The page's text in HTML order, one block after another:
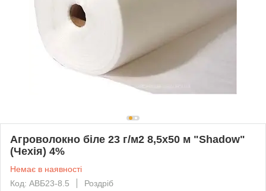
Агроволокно біле 23 г/м2 8,5х50 м "Shadow"
(Чехія) 4%
Немає в наявності
Код: АВБ23-8.5
Роздріб